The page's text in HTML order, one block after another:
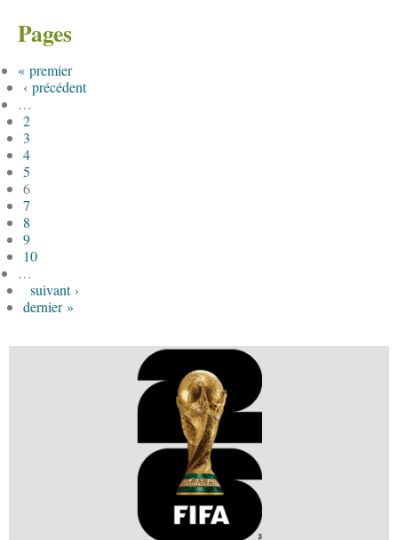
Pages
« premier
‹ précédent
…
2
3
4
5
6
7
8
9
10
…
suivant ›
dernier »